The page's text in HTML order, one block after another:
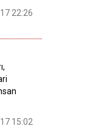
22:26
15:02